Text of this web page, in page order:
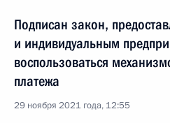
Подписан закон,
и индивидуальным
воспользоваться
платежа
29 ноября 2021 года, 12:55